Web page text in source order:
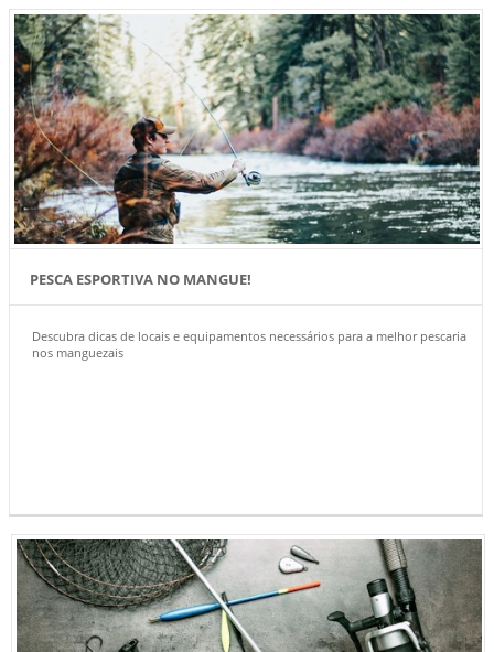
PESCA ESPORTIVA NO MANGUE!
Descubra dicas de locais e equipamentos necessários para a melhor pescaria
nos manguezais